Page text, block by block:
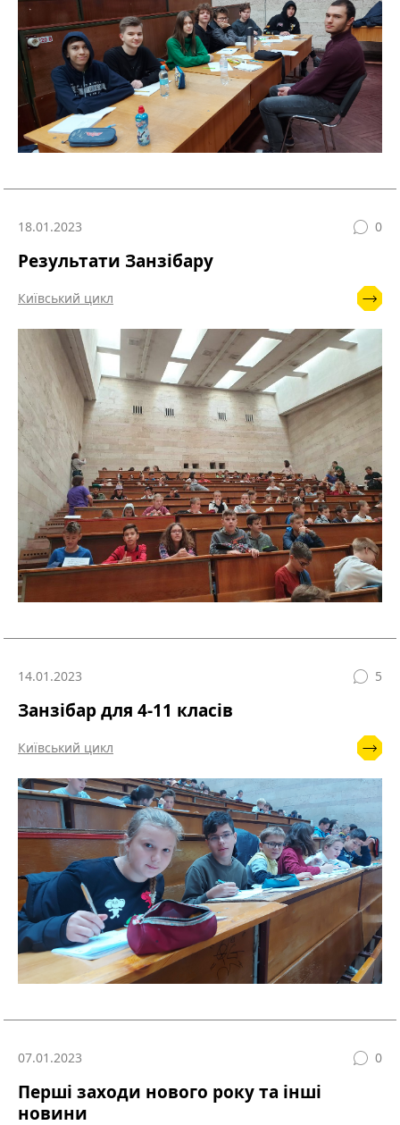
18.01.2023 0
Результати Занзібару
Київський цикл
14.01.2023 5
Занзібар для 4-11 класів
Київський цикл
07.01.2023 0
Перші заходи нового року та інші
новини